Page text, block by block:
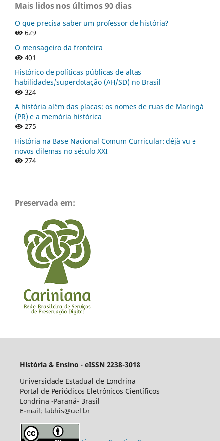
Mais lidos nos últimos 90 dias
O que precisa saber um professor de história?
629
O mensageiro da fronteira
401
Histórico de políticas públicas de altas
habilidades/superdotação (AH/SD) no Brasil
324
A história além das placas: os nomes de ruas de Maringá
(PR) e a memória histórica
275
História na Base Nacional Comum Curricular: déjà vu e
novos dilemas no século XXI
274
Preservada em:
História & Ensino - eISSN 2238-3018
Universidade Estadual de Londrina
Portal de Periódicos Eletrônicos Científicos
Londrina -Paraná- Brasil
E-mail: labhis@uel.br